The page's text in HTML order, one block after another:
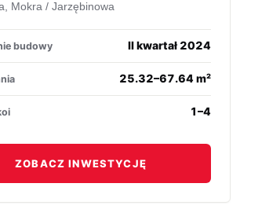
Mokra / Jarzębinowa
budowy II kwartał 2024
25.32–67.64 m²
1–4
ZOBACZ INWESTYCJĘ